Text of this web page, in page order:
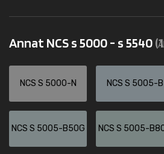
Annat NCS s 5000 - s 5540
NCS S 5000-N NCS S 5005-B
NCS S 5005-B50G NCS S 5005-